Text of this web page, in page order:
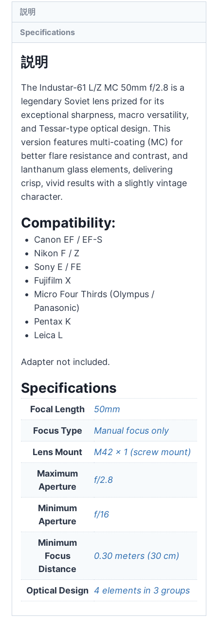
Lens
M42
Mount
Multi-
Coated
Tessar-
Type
Manual
Lens
for
DSLR
説明
Specifications
説明
The Industar-61 L/Z MC 50mm f/2.8 is a
legendary Soviet lens prized for its
exceptional sharpness, macro versatility,
and Tessar-type optical design. This
version features multi-coating (MC) for
better flare resistance and contrast, and
lanthanum glass elements, delivering
crisp, vivid results with a slightly vintage
character.
Compatibility:
Canon EF / EF-S
Nikon F / Z
Sony E / FE
Fujifilm X
Micro Four Thirds (Olympus /
Panasonic)
Pentax K
Leica L
Adapter not included.
Specifications
Focal Length 50mm
Focus Type Manual focus only
Lens Mount M42 × 1 (screw mount)
Maximum
Aperture
f/2.8
Minimum
Aperture
f/16
Minimum
Focus
Distance
0.30 meters (30 cm)
Optical Design 4 elements in 3 groups